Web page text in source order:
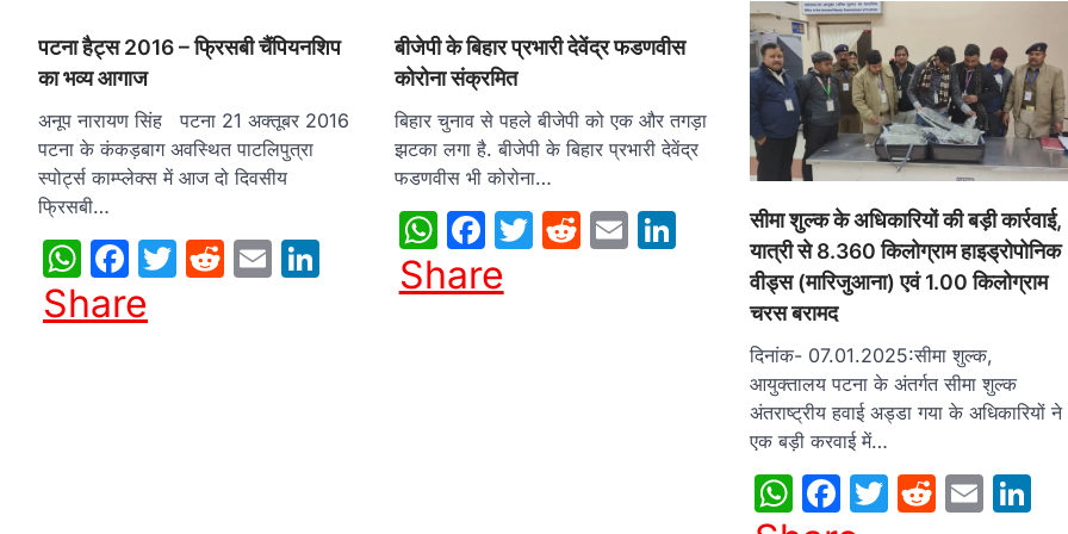
पटना हैट्स 2016 – फ्रिसबी चैंपियनशिप
का भव्य आगाज
अनूप नारायण सिंह पटना 21 अक्तूबर 2016
पटना के कंकड़बाग अवस्थित पाटलिपुत्रा
स्पोर्ट्स काम्प्लेक्स में आज दो दिवसीय
फ्रिसबी…
WhatsApp
Facebook
Twitter
Reddit
EmailLinkedIn
Share
बीजेपी के बिहार प्रभारी देवेंद्र फडणवीस
कोरोना संक्रमित
बिहार चुनाव से पहले बीजेपी को एक और तगड़ा
झटका लगा है. बीजेपी के बिहार प्रभारी देवेंद्र
फडणवीस भी कोरोना…
WhatsApp
Facebook
Twitter
Reddit
EmailLinkedIn
Share
सीमा शुल्क के अधिकारियों की बड़ी कार्रवाई,
यात्री से 8.360 किलोग्राम हाइड्रोपोनिक
वीड्स (मारिजुआना) एवं 1.00 किलोग्राम
चरस बरामद
दिनांक- 07.01.2025:सीमा शुल्क,
आयुक्तालय पटना के अंतर्गत सीमा शुल्क
अंतराष्ट्रीय हवाई अड्डा गया के अधिकारियों ने
एक बड़ी करवाई में…
WhatsApp
Facebook
Twitter
Reddit
Email